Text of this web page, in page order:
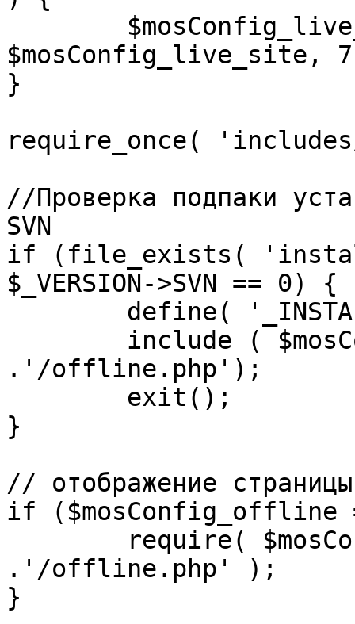
$mosConfig_live_site,
}
require_once(
//Проверка подпаки
SVN
if (file_exists(
$_VERSION->SVN == 0) {
.'/offline.php');
}
// отображение
if ($mosConfig_offline
.'/offline.php' );
}